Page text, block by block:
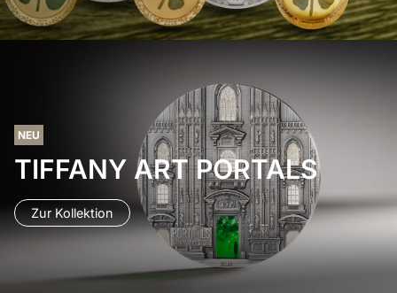
NEU
TIFFANY ART PORTALS
Zur Kollektion